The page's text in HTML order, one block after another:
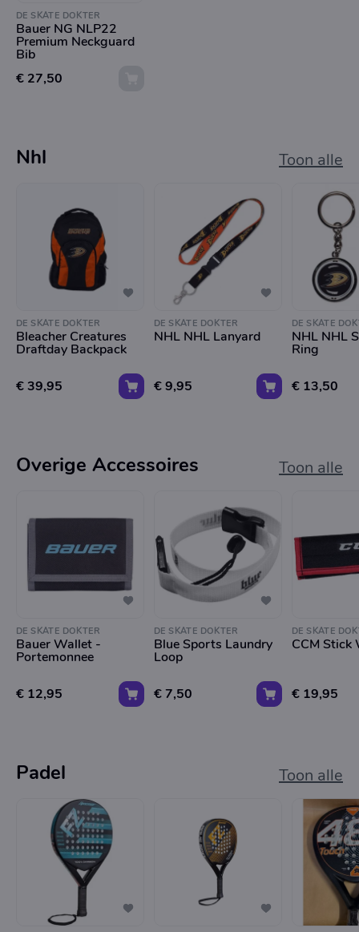
DE SKATE DOKTER
Bauer NG NLP22
Premium Neckguard
Bib
€ 27,50
Nhl Toon alle
DE SKATE DOKTER
Bleacher Creatures
Draftday Backpack
€ 39,95
DE SKATE DOKTER
NHL NHL Lanyard
€ 9,95
DE SKATE
NHL NHL
Ring
€ 13,50
Overige Accessoires Toon alle
DE SKATE DOKTER
Bauer Wallet -
Portemonnee
€ 12,95
DE SKATE DOKTER
Blue Sports Laundry
Loop
€ 7,50
DE SKATE
CCM Stick
€ 19,95
Padel Toon alle